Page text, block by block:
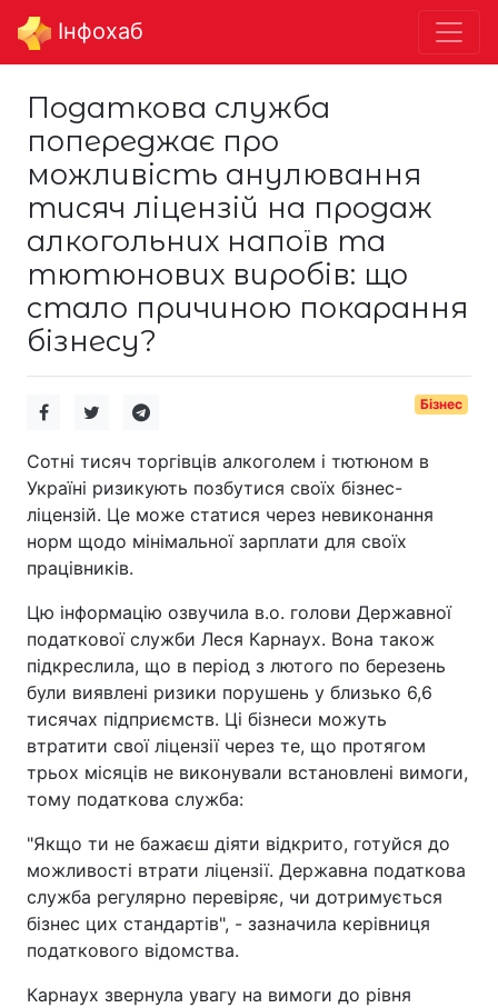
Інфохаб
Податкова служба
попереджає про
можливість анулювання
тисяч ліцензій на продаж
алкогольних напоїв та
тютюнових виробів: що
стало причиною покарання
бізнесу?
Бізнес
Сотні тисяч торгівців алкоголем і тютюном в
Україні ризикують позбутися своїх бізнес-
ліцензій. Це може статися через невиконання
норм щодо мінімальної зарплати для своїх
працівників.
Цю інформацію озвучила в.о. голови Державної
податкової служби Леся Карнаух. Вона також
підкреслила, що в період з лютого по березень
були виявлені ризики порушень у близько 6,6
тисячах підприємств. Ці бізнеси можуть
втратити свої ліцензії через те, що протягом
трьох місяців не виконували встановлені вимоги,
тому податкова служба:
"Якщо ти не бажаєш діяти відкрито, готуйся до
можливості втрати ліцензії. Державна податкова
служба регулярно перевіряє, чи дотримується
бізнес цих стандартів", - зазначила керівниця
податкового відомства.
Карнаух звернула увагу на вимоги до рівня